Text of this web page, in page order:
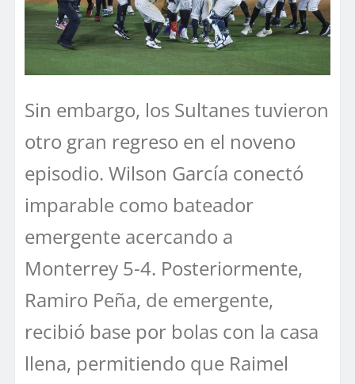
Sin embargo, los Sultanes tuvieron
otro gran regreso en el noveno
episodio. Wilson García conectó
imparable como bateador
emergente acercando a
Monterrey 5-4. Posteriormente,
Ramiro Peña, de emergente,
recibió base por bolas con la casa
llena, permitiendo que Raimel